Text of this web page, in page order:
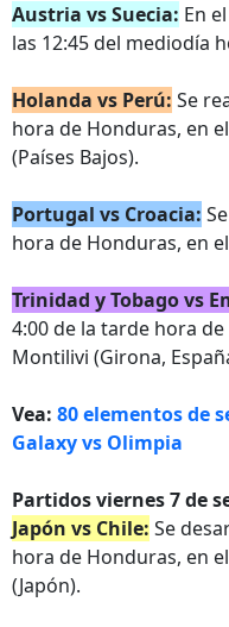
Austria vs Suecia: En el
las 12:45 del mediodía
Holanda vs Perú: Se
hora de Honduras, en
(Países Bajos).
Portugal vs Croacia:
hora de Honduras, en
Trinidad y Tobago vs
4:00 de la tarde hora
Montilivi (Girona,
Vea: 80 elementos de
Galaxy vs Olimpia
Partidos viernes 7 de
Japón vs Chile: Se
hora de Honduras, en el
(Japón).